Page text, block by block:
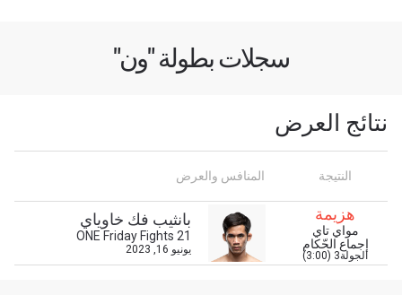
سجلات بطولة "ون"
نتائج العرض
النتيجة المنافس والعرض
هزيمة
مواي تاي
إجماع الحّكام
الجولة3 (3:00)
بانثيب فك خاوياي
ONE Friday Fights 21
يونيو 16, 2023 المنافس
ابق على اطّلاع
خذ بطولة "ون" معك أينما ذهبت! اشترك الآن للوصول
أفضل المقاعد لعروضنا الحية.
البريد الإلكتروني